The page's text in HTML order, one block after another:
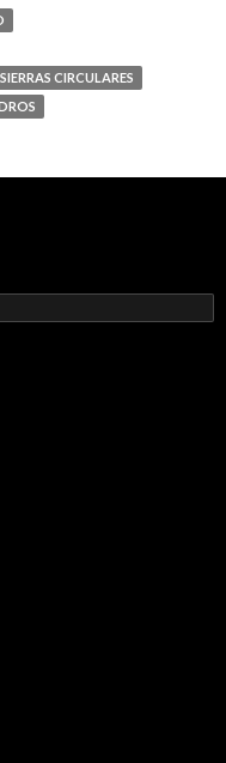
SIERRAS CIRCULARES